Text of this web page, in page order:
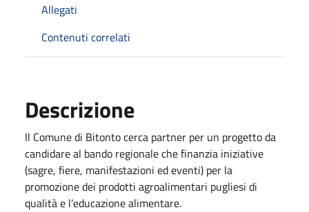
Allegati
Contenuti correlati
Descrizione
Il Comune di Bitonto cerca partner per un progetto da
candidare al bando regionale che finanzia iniziative
(sagre, fiere, manifestazioni ed eventi) per la
promozione dei prodotti agroalimentari pugliesi di
qualità e l’educazione alimentare.